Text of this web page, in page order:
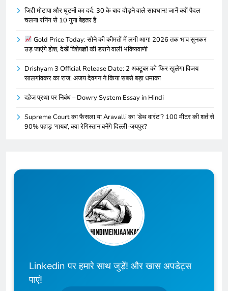
जिद्दी मोटापा और घुटनों का दर्द: 30 के बाद दौड़ने वाले सावधान! जानें क्यों पैदल
चलना रनिंग से 10 गुना बेहतर है
Gold Price Today: सोने की कीमतों में लगी आग! 2026 तक भाव सुनकर
उड़ जाएंगे होश, देखें विशेषज्ञों की डराने वाली भविष्यवाणी
Drishyam 3 Official Release Date: 2 अक्टूबर को फिर खुलेगा विजय
सालगांवकर का राज! अजय देवगन ने किया सबसे बड़ा धमाका
दहेज प्रथा पर निबंध – Dowry System Essay in Hindi
Supreme Court का फैसला या Aravalli का ‘डेथ वारंट’? 100 मीटर की शर्त से
90% पहाड़ ‘गायब’, क्या रेगिस्तान बनेंगे दिल्ली-जयपुर?
Linkedin पर हमारे साथ जुड़ें! और खास अपडेट्स
पाएं!